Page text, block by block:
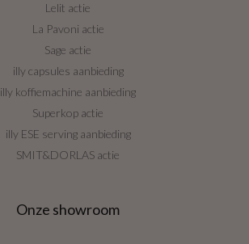
Lelit actie
La Pavoni actie
Sage actie
illy capsules aanbieding
illy koffiemachine aanbieding
Superkop actie
illy ESE serving aanbieding
SMIT&DORLAS actie
Onze showroom